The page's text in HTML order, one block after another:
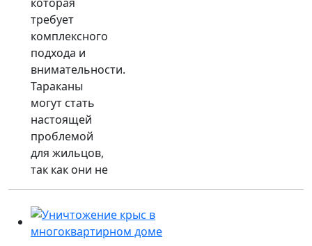
требует
комплексного
подхода и
внимательности.
Тараканы
могут стать
настоящей
проблемой
для жильцов,
так как они не